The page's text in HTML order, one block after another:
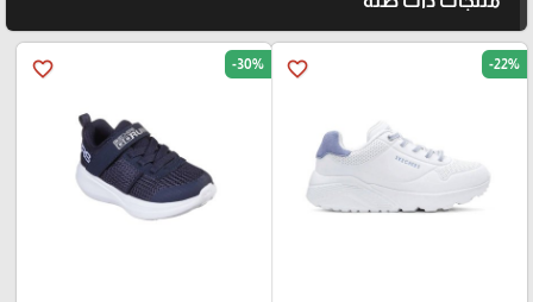
favorite_border -22%
favorite_border -30%